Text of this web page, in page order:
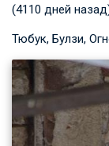
(4110 дней
Тюбук, Булзи,